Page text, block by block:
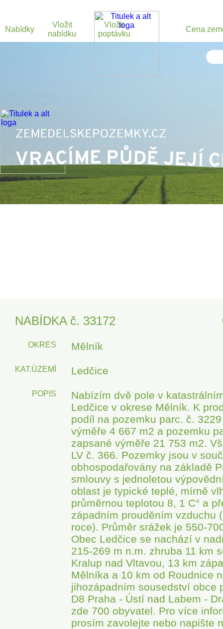
Nabídky
Vložit
nabídku
Vložit
poptávku
Cena
NABÍDKA č. 33172
OKRES Mělník
KAT.ÚZEMÍ Ledčice
POPIS
Nabízím dvě pole v
Ledčice v okrese Mělník. K
podíl na pozemku parc. č.
výměře 4 667 m2 a pozemku
zapsané výměře 21 753 m2.
LV č. 366. Pozemky jsou v
obhospodařovány na základě
smlouvy s jednoletou
oblast je typické teplé, mírně
průměrnou teplotou 8, 1 C° a
západním prouděním vzduchu
roce). Průměr srážek je 550-
Obec Ledčice se nachází v
215-269 m n.m. zhruba 11 km
Kralup nad Vltavou, 13 km
Mělníka a 10 km od Roudnice
jihozápadním sousedství obce
D8 Praha - Ústí nad Labem -
zde 700 obyvatel. Pro více
prosím zavolejte nebo napište